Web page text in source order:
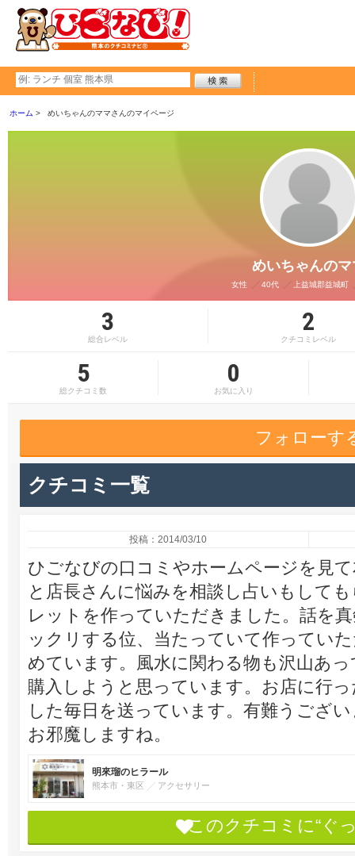
ホーム めいちゃんのママさんのマイページ
めいちゃんのマ
女性 40代 上益城郡益城町
3
総合レベル
2
クチコミレベル
5
総クチコミ数
0
お気に入り
フォローす
クチコミ一覧
投稿：2014/03/10
ひごなびの口コミやホームページを見
と店長さんに悩みを相談し占いもして
レットを作っていただきました。話を
ックリする位、当たっていて作ってい
めています。風水に関わる物も沢山あ
購入しようと思っています。お店に行
した毎日を送っています。有難うござ
お邪魔しますね。
明來瑠のヒラール
熊本市・東区 アクセサリー
このクチコミに“ぐ